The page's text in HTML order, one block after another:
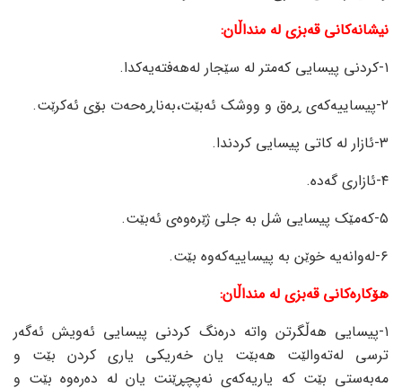
نیشانەکانی قەبزی لە منداڵان:
١-کردنی پیسایی کەمتر لە سێجار لەهەفتەیەکدا.
٢-پیساییەکەی ڕەق و ووشک ئەبێت،بەناڕەحەت بۆی ئەکرێت.
٣-ئازار لە کاتی پیسایی کردندا.
٤-ئازاری گەدە.
٥-کەمێک پیسایی شل بە جلی ژێرەوەی ئەبێت.
٦-لەوانەیە خوێن بە پیساییەکەوە بێت.
هۆکارەکانی قەبزی لە منداڵان:
١-پیسایی هەڵگرتن واتە درەنگ کردنی پیسایی ئەویش ئەگەر
ترسی لەتەوالێت هەبێت یان خەریکی یاری کردن بێت و
مەبەستی بێت کە یاریەکەی نەپچڕێنت یان لە دەرەوە بێت و